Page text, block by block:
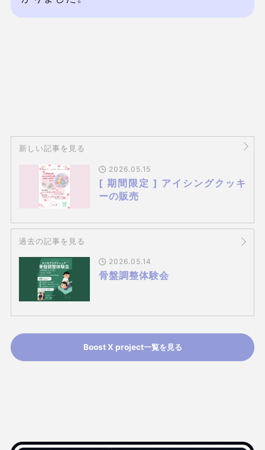
新しい記事を見る
2026.05.15
[ 期間限定 ] アイシングクッキ
ーの販売
過去の記事を見る
2026.05.14
骨盤調整体験会
Boost X project一覧を見る